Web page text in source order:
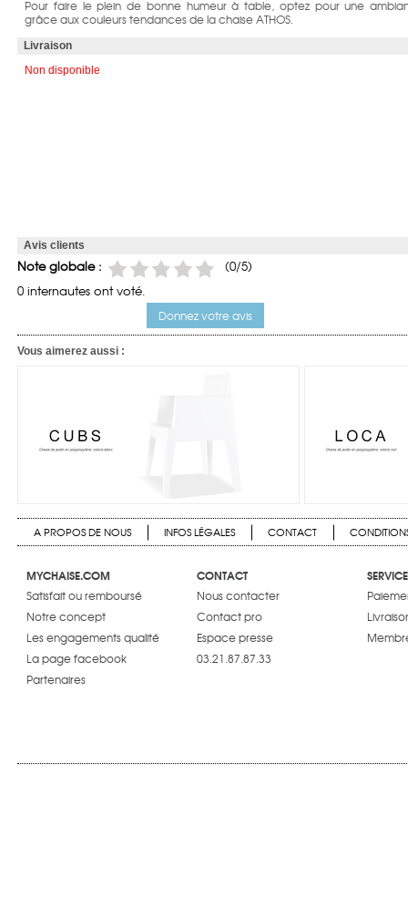
Pour faire le plein de bonne humeur à table, optez pour une
grâce aux couleurs tendances de la chaise ATHOS.
Livraison
Non disponible
Avis clients
Note globale :
(0/5)
0 internautes ont voté.
Donnez votre avis
Vous aimerez aussi :
A PROPOS DE NOUS INFOS LÉGALES CONTACT
MYCHAISE.COM
Satisfait ou remboursé
Notre concept
Les engagements qualité
La page facebook
Partenaires
CONTACT
Nous contacter
Contact pro
Espace presse
03.21.87.87.33